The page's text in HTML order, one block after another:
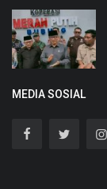
MEDIA SOSIAL